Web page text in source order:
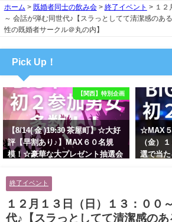
ホーム > 既婚者同士の飲み会> 終了イベント > １２
～ 会話が弾む同世代♪【スラっとしてて清潔感のあ
性の既婚者サークル＠丸の内】
Pick Up！
【関西】特別企画
【8/14( 金 )19:30 茶屋町】☆大好
評【早割あり♪】MAX６０名規
模！☆豪華な大プレゼント抽選会
男性とオシャレ好きで落ち着いた
大人女性の既婚者限定ビッグパー
ティー♪＠茶屋町】
☆MAX５
（金）
選で当
女性の
ー♪＠池
終了イベント
１２月１３日（日）１３：００
代♪【スラっとしてて清潔感の